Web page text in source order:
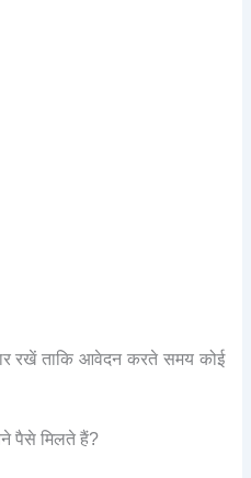
रखें ताकि आवेदन करते समय कोई
पैसे मिलते हैं?